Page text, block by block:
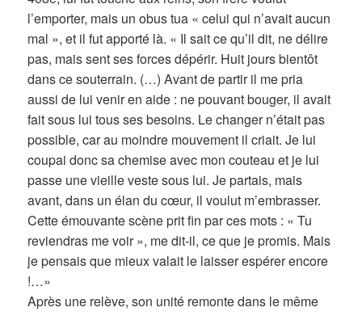
l’emporter, mais un obus tua « celui qui n’avait aucun
mal », et il fut apporté là. « Il sait ce qu’il dit, ne délire
pas, mais sent ses forces dépérir. Huit jours bientôt
dans ce souterrain. (…) Avant de partir il me pria
aussi de lui venir en aide : ne pouvant bouger, il avait
fait sous lui tous ses besoins. Le changer n’était pas
possible, car au moindre mouvement il criait. Je lui
coupai donc sa chemise avec mon couteau et je lui
passe une vieille veste sous lui. Je partais, mais
avant, dans un élan du cœur, il voulut m’embrasser.
Cette émouvante scène prit fin par ces mots : « Tu
reviendras me voir », me dit-il, ce que je promis. Mais
je pensais que mieux valait le laisser espérer encore
!…»
Après une relève, son unité remonte dans le même